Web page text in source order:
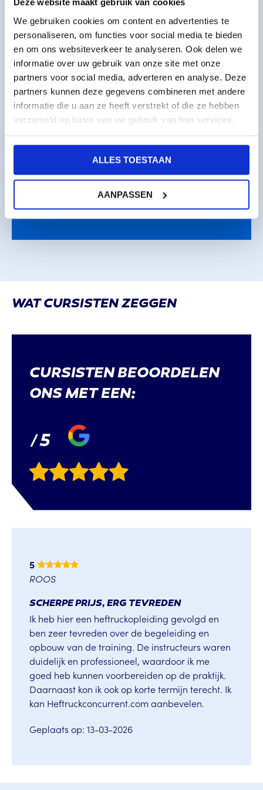
We gebruiken cookies om content en advertenties te
personaliseren, om functies voor social media te bieden
en om ons websiteverkeer te analyseren. Ook delen we
informatie over uw gebruik van onze site met onze
partners voor social media, adverteren en analyse. Deze
partners kunnen deze gegevens combineren met andere
informatie die u aan ze heeft verstrekt of die ze hebben
verzameld op basis van uw gebruik van hun services.
ALLES TOESTAAN
AANPASSEN
174,95
excl. 21% BTW
In veel gevallente declarerenbij je
werkgever
Leren vanervaren praktijktrainers
Een opleidingslocatiebinnen 30km
INSCHRIJVEN
GROEPSAANVRAAG INDIENEN
WAT CURSISTEN ZEGGEN
CURSISTEN BEOORDELEN
ONS MET EEN:
/5
5
ROOS
SCHERPE PRIJS, ERG TEVREDEN
Ik heb hier een heftruckopleiding gevolgd en
ben zeer tevreden over de begeleiding en
opbouw van de training. De instructeurs waren
duidelijk en professioneel, waardoor ik me
goed heb kunnen voorbereiden op de praktijk.
Daarnaast kon ik ook op korte termijn terecht. Ik
kan Heftruckconcurrent.com aanbevelen.
Geplaats op: 13-03-2026